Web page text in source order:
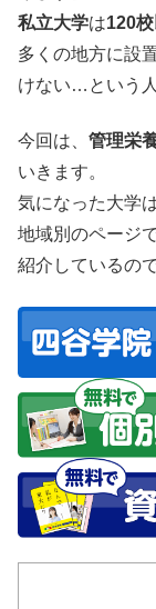
私立大学は120
多くの地方に設
けない…という
今回は、 管理栄
いきます。
気になった大学
地域別のページ
紹介しているの